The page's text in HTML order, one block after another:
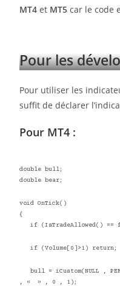
MT4 et MT5 car le code
Pour les
Pour utiliser les
suffit de déclarer
Pour MT4 :
double bull;
double bear;
void OnTick()
{
if (IsTradeAllowed() ==
if (Volume[0]>1) return;
bull = iCustom(NULL ,
, « » , 0 , 1);